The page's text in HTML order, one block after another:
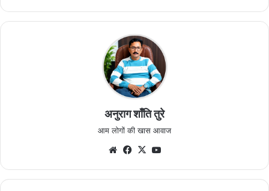
अनुराग शाँति तुरे
आम लोगों की खास आवाज
WebsiteFacebook
X